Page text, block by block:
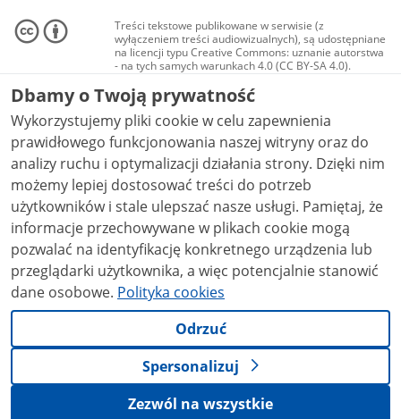
Treści tekstowe publikowane w serwisie (z
wyłączeniem treści audiowizualnych), są udostępniane
na licencji typu Creative Commons: uznanie autorstwa
- na tych samych warunkach 4.0 (CC BY-SA 4.0).
Materiały audiowizualne, w tym zdjęcia, materiały
audio i wideo, są udostępniane na licencji typu
Creative Commons: uznanie autorstwa użycie
niekomercyjne - bez utworów zależnych 4.0 (CC BY-
NC-ND 4.0), o ile nie jest to stwierdzone inaczej.
Dbamy o Twoją prywatność
Wykorzystujemy pliki cookie w celu zapewnienia
prawidłowego funkcjonowania naszej witryny oraz do
analizy ruchu i optymalizacji działania strony. Dzięki nim
możemy lepiej dostosować treści do potrzeb
użytkowników i stale ulepszać nasze usługi. Pamiętaj, że
informacje przechowywane w plikach cookie mogą
pozwalać na identyfikację konkretnego urządzenia lub
przeglądarki użytkownika, a więc potencjalnie stanowić
dane osobowe. Polityka cookies
Odrzuć
Spersonalizuj
Zezwól na wszystkie